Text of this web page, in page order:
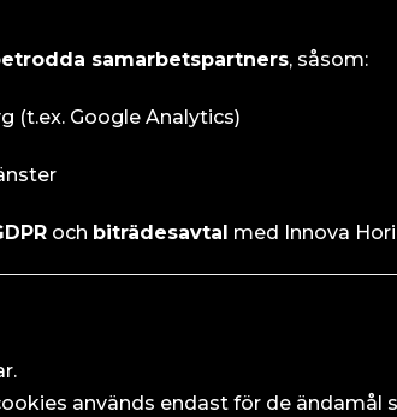
samarbetspartners, såsom:
(t.ex. Google Analytics)
och biträdesavtal med Innova
används endast för de ändamål